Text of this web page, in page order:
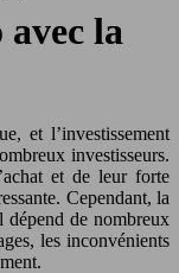
la
et l’investissement
investisseurs.
et de leur forte
Cependant, la
dépend de nombreux
les inconvénients